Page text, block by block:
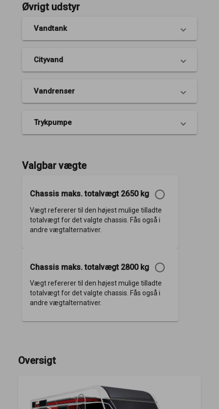
Øvrigt udstyr
Vandtank
Cityvand
Vandrenser
Trykpumpe
Valgbar vægte
Chassis maks. totalvægt 2650 kg
Vægt refererer til den højest mulige tilladte
totalvægt for det valgte chassis. Fås også i
andre vægtalternativer.
Chassis maks. totalvægt 2800 kg
Vægt refererer til den højest mulige tilladte
totalvægt for det valgte chassis. Fås også i
andre vægtalternativer.
Oversigt